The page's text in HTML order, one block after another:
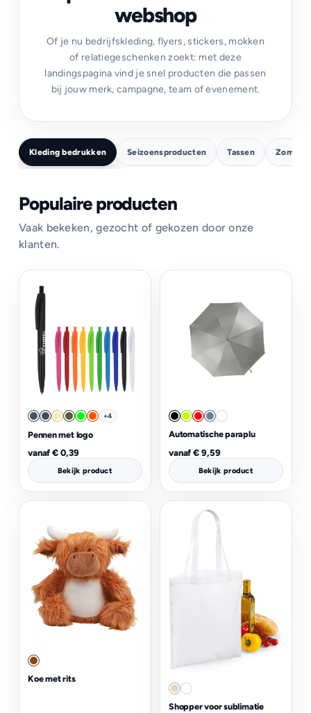
webshop
Of je nu bedrijfskleding, flyers, stickers, mokken
of relatiegeschenken zoekt: met deze
landingspagina vind je snel producten die passen
bij jouw merk, campagne, team of evenement.
Kleding bedrukken Seizoensproducten Tassen Zomer
Populaire producten
Vaak bekeken, gezocht of gekozen door onze
klanten.
+4
Pennen met logo
vanaf€ 0,39
Bekijk product
Automatische paraplu
vanaf€ 9,59
Bekijk product
Koe met rits
Shopper voor sublimatie